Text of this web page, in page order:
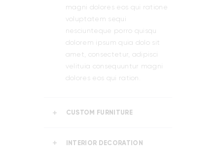
magni dolores eos qui ratione
voluptatem sequi
nesciunteque porro quisqu
dolorem ipsum quia dolo sit
amet, consectetur, adipisci
velituia consequuntur magni
dolores eos qui ration.
CUSTOM FURNITURE
INTERIOR DECORATION